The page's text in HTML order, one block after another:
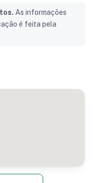
As informações
é feita pela